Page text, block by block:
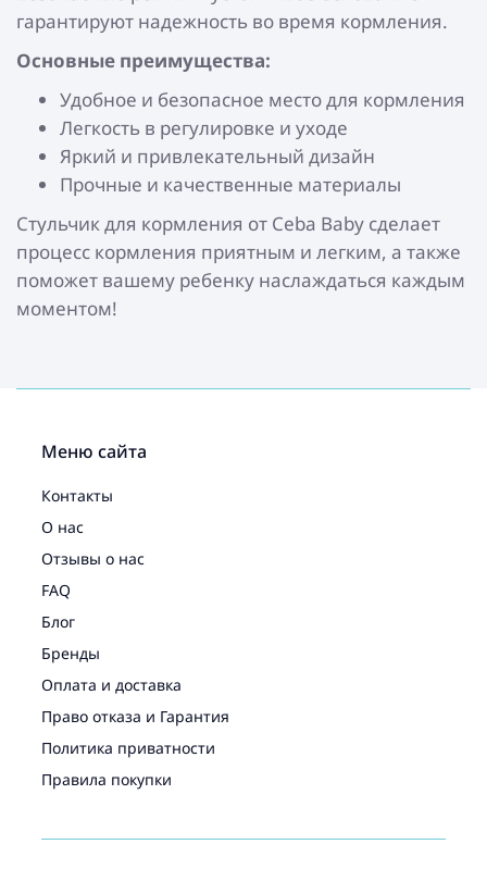
гарантируют надежность во время кормления.
Основные преимущества:
Удобное и безопасное место для кормления
Легкость в регулировке и уходе
Яркий и привлекательный дизайн
Прочные и качественные материалы
Стульчик для кормления от Ceba Baby сделает
процесс кормления приятным и легким, а также
поможет вашему ребенку наслаждаться каждым
моментом!
Меню сайта
Контакты
О нас
Отзывы о нас
FAQ
Блог
Бренды
Оплата и доставка
Право отказа и Гарантия
Политика приватности
Правила покупки